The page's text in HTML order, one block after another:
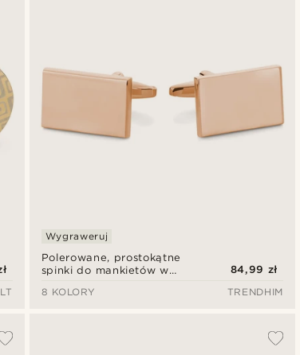
Polerowane, prostokątne
spinki do mankietów w
Wygraweruj
84,99 zł
8 KOLORY
TRENDHIM